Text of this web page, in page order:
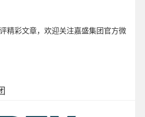
精彩文章，欢迎关注嘉盛集团官方微